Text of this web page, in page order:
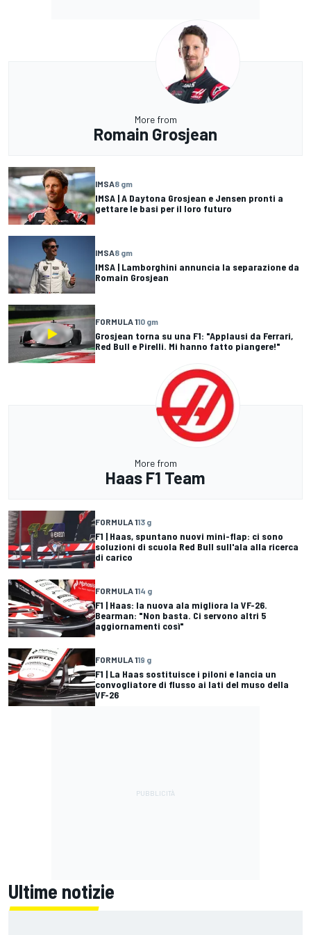
More from
Romain Grosjean
IMSA8 gm
IMSA | A Daytona Grosjean e Jensen pronti a
gettare le basi per il loro futuro
IMSA8 gm
IMSA | Lamborghini annuncia la separazione da
Romain Grosjean
FORMULA 110 gm
Grosjean torna su una F1: "Applausi da Ferrari,
Red Bull e Pirelli. Mi hanno fatto piangere!"
More from
Haas F1 Team
FORMULA 113 g
F1 | Haas, spuntano nuovi mini-flap: ci sono
soluzioni di scuola Red Bull sull'ala alla ricerca
di carico
FORMULA 114 g
F1 | Haas: la nuova ala migliora la VF-26.
Bearman: "Non basta. Ci servono altri 5
aggiornamenti così"
FORMULA 119 g
F1 | La Haas sostituisce i piloni e lancia un
convogliatore di flusso ai lati del muso della
VF-26
Ultime notizie